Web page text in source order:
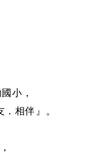
小，
相伴』。